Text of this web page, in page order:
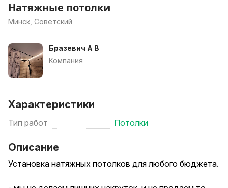
Натяжные потолки
Минск, Советский
Бразевич А В
Компания
Характеристики
Тип работ Потолки
Описание
Установка натяжных потолков для любого бюджета.